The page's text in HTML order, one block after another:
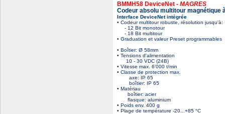
BMMH58 DeviceNet - MAGRES
Codeur absolu multitour magnétique
Interface DeviceNet intégrée
• Codeur multitour robuste, résolution jusqu'à:
- 12 Bit monotour
- 18 Bit multitour
• Graduation et valeur Preset programmables
• Boîtier: Ø 58mm
• Tensions d'alimentation
10 - 30 VDC (24B)
• Vitesse max. 6'000 t/min
• Classe de protection max.
axe: IP 65
boîtier: IP 65
• Matériau
boîtier: acier
flasque: aluminium
• Poids env. 400 g
• Plage de température -20...+85 °C